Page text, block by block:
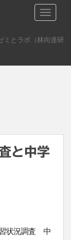
ミとラボ（林向達研
と中学
状況調査 中